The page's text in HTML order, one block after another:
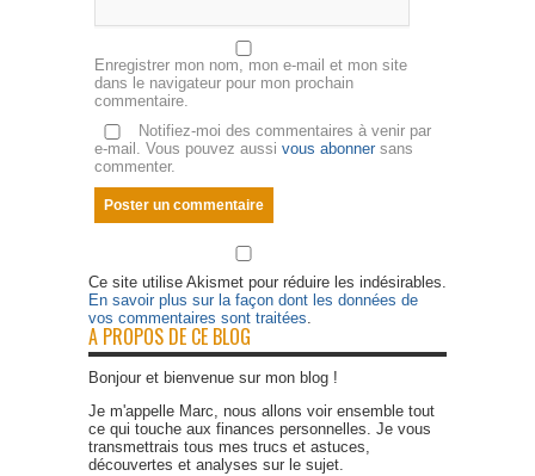
Enregistrer mon nom, mon e-mail et mon site
dans le navigateur pour mon prochain
commentaire.
Notifiez-moi des commentaires à venir par
e-mail. Vous pouvez aussi vous abonner sans
commenter.
Ce site utilise Akismet pour réduire les indésirables.
En savoir plus sur la façon dont les données de
vos commentaires sont traitées.
A PROPOS DE CE BLOG
Bonjour et bienvenue sur mon blog !
Je m'appelle Marc, nous allons voir ensemble tout
ce qui touche aux finances personnelles. Je vous
transmettrais tous mes trucs et astuces,
découvertes et analyses sur le sujet.